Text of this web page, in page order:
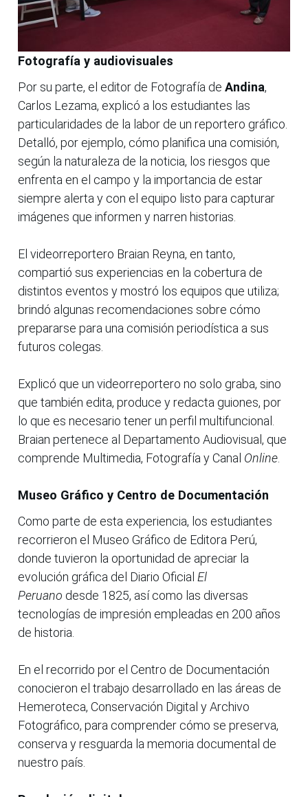
Fotografía y audiovisuales
Por su parte, el editor de Fotografía de Andina,
Carlos Lezama, explicó a los estudiantes las
particularidades de la labor de un reportero gráfico.
Detalló, por ejemplo, cómo planifica una comisión,
según la naturaleza de la noticia, los riesgos que
enfrenta en el campo y la importancia de estar
siempre alerta y con el equipo listo para capturar
imágenes que informen y narren historias.
El videorreportero Braian Reyna, en tanto,
compartió sus experiencias en la cobertura de
distintos eventos y mostró los equipos que utiliza;
brindó algunas recomendaciones sobre cómo
prepararse para una comisión periodística a sus
futuros colegas.
Explicó que un videorreportero no solo graba, sino
que también edita, produce y redacta guiones, por
lo que es necesario tener un perfil multifuncional.
Braian pertenece al Departamento Audiovisual, que
comprende Multimedia, Fotografía y Canal Online
Museo Gráfico y Centro de Documentación
Como parte de esta experiencia, los estudiantes
recorrieron el Museo Gráfico de Editora Perú,
donde tuvieron la oportunidad de apreciar la
evolución gráfica del Diario Oficial El
Peruano desde 1825, así como las diversas
tecnologías de impresión empleadas en 200 años
de historia.
En el recorrido por el Centro de Documentación
conocieron el trabajo desarrollado en las áreas de
Hemeroteca, Conservación Digital y Archivo
Fotográfico, para comprender cómo se preserva,
conserva y resguarda la memoria documental de
nuestro país.